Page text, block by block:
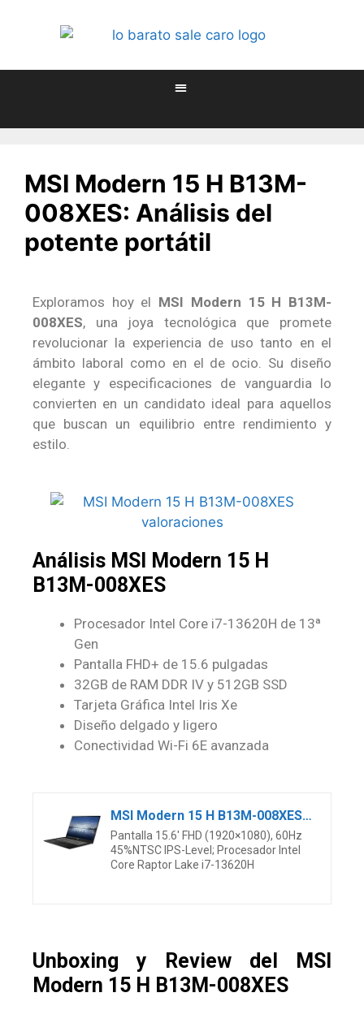
MSI Modern 15 H B13M-
008XES: Análisis del
potente portátil
Exploramos hoy el MSI Modern 15 H B13M-
008XES, una joya tecnológica que promete
revolucionar la experiencia de uso tanto en el
ámbito laboral como en el de ocio. Su diseño
elegante y especificaciones de vanguardia lo
convierten en un candidato ideal para aquellos
que buscan un equilibrio entre rendimiento y
estilo.
Análisis MSI Modern 15 H
B13M-008XES
Procesador Intel Core i7-13620H de 13ª
Gen
Pantalla FHD+ de 15.6 pulgadas
32GB de RAM DDR IV y 512GB SSD
Tarjeta Gráfica Intel Iris Xe
Diseño delgado y ligero
Conectividad Wi-Fi 6E avanzada
MSI Modern 15 H B13M-008XES – Ordenador portátil 15.6′ Full HD (Intel Core i7-13620H, 32GB RAM, 512GB SSD, Iris Xe Graphics, Free Dos) Classic Black, Teclado QWERTY español
Pantalla 15.6′ FHD (1920×1080), 60Hz
45%NTSC IPS-Level; Procesador Intel
Core Raptor Lake i7-13620H
Unboxing y Review del MSI
Modern 15 H B13M-008XES